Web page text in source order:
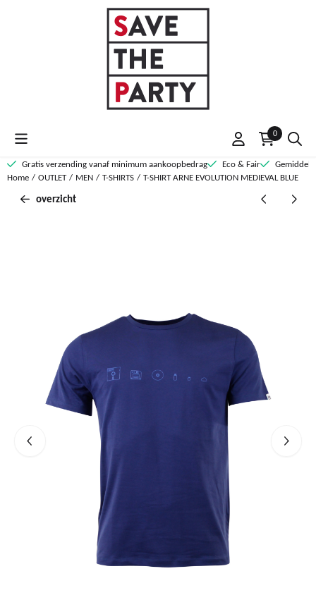
Cookievoorkeuren zijn momenteel gesloten.
0
Gratis verzending vanaf minimum aankoopbedrag Eco & Fair
Home / OUTLET / MEN / T-SHIRTS / T-SHIRT ARNE EVOLUTION MEDIEVAL BLUE
overzicht